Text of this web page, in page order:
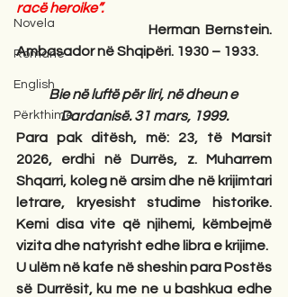
Novela
Romane
English
Përkthime
racë heroike”.
Herman Bernstein.
Ambasador në Shqipëri. 1930 – 1933.
Bie në luftë për liri, në dheun e
Dardanisë. 31 mars, 1999.
Para pak ditësh, më: 23, të Marsit
2026, erdhi në Durrës, z. Muharrem
Shqarri, koleg në arsim dhe në krijimtari
letrare, kryesisht studime historike.
Kemi disa vite që njihemi, këmbejmë
vizita dhe natyrisht edhe libra e krijime.
U ulëm në kafe në sheshin para Postës
së Durrësit, ku me ne u bashkua edhe